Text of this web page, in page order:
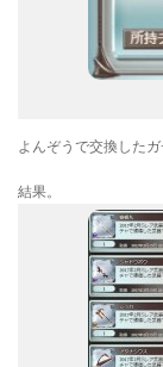
よんぞうで交換した
結果。